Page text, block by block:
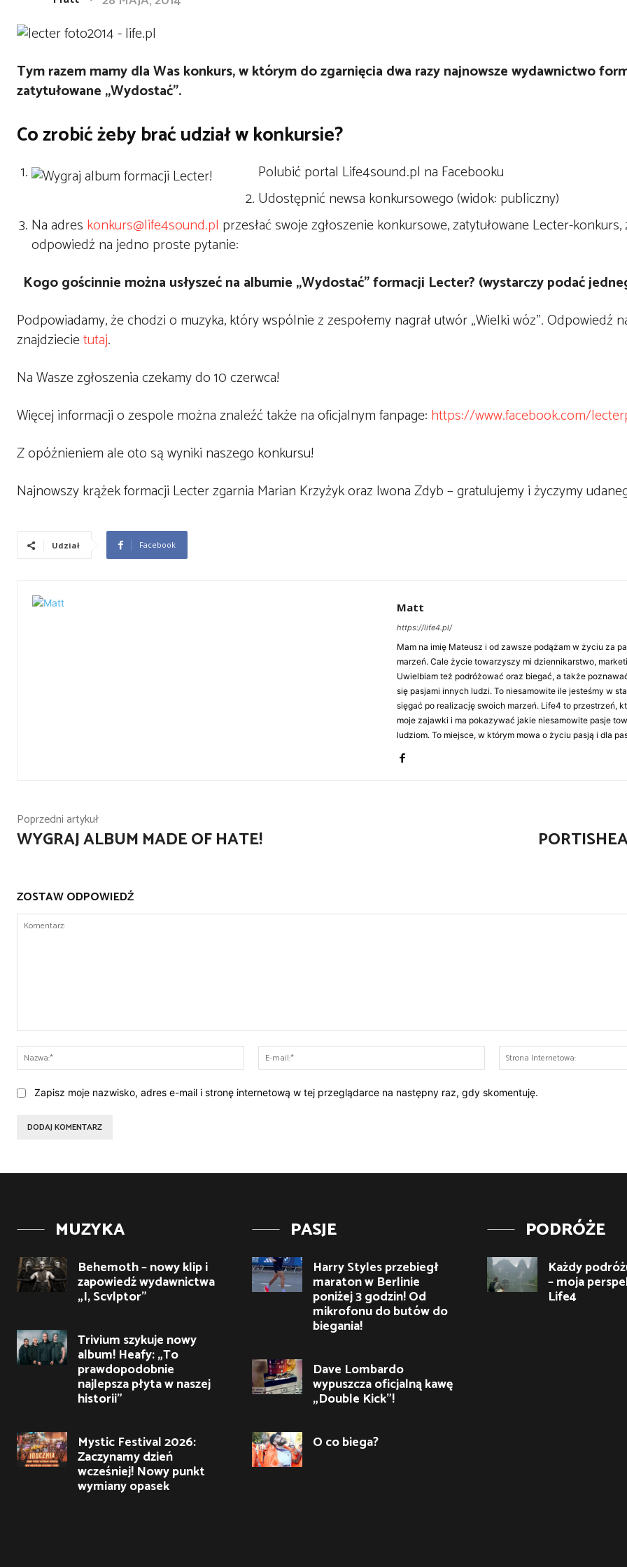
Tym razem mamy dla Was konkurs, w którym do zgarnięcia dwa razy najnowsze wydawnictwo
zatytułowane „Wydostać”.
Co zrobić żeby brać udział w konkursie?
Polubić portal Life4sound.pl na Facebooku
Udostępnić newsa konkursowego (widok: publiczny)
Na adres konkurs@life4sound.pl przesłać swoje zgłoszenie konkursowe, zatytułowane Lecter-konkurs,
odpowiedź na jedno proste pytanie:
Kogo gościnnie można usłyszeć na albumie „Wydostać” formacji Lecter? (wystarczy podać
Podpowiadamy, że chodzi o muzyka, który wspólnie z zespołemy nagrał utwór „Wielki wóz”. Odpowiedź
znajdziecietutaj.
Na Wasze zgłoszenia czekamy do 10 czerwca!
Więcej informacji o zespole można znaleźć także na oficjalnym fanpage: https://www.facebook.com/
Z opóźnieniem ale oto są wyniki naszego konkursu!
Najnowszy krążek formacji Lecter zgarnia Marian Krzyżyk oraz Iwona Zdyb – gratulujemy i życzymy
Udział Facebook
Matt
https://life4.pl/
Mam na imię Mateusz i od zawsze podążam w życiu za
marzeń. Cale życie towarzyszy mi dziennikarstwo,
Uwielbiam też podróżować oraz biegać, a także
się pasjami innych ludzi. To niesamowite ile jesteśmy w
sięgać po realizację swoich marzeń. Life4 to przestrzeń,
moje zajawki i ma pokazywać jakie niesamowite pasje
ludziom. To miejsce, w którym mowa o życiu pasją i dla
Poprzedni artykuł
WYGRAJ ALBUM MADE OF HATE!
ZOSTAW ODPOWIEDŹ
Nazwa:*
mail:*
Zapisz moje nazwisko, adres e-mail i stronę internetową w tej przeglądarce na następny raz, gdy skomentuję.
MUZYKA
Behemoth – nowy klip i
zapowiedź wydawnictwa
„I, Scvlptor”
Trivium szykuje nowy
album! Heafy: „To
prawdopodobnie
najlepsza płyta w naszej
historii”
Mystic Festival 2026:
Zaczynamy dzień
wcześniej! Nowy punkt
wymiany opasek
PASJE
Harry Styles przebiegł
maraton w Berlinie
poniżej 3 godzin! Od
mikrofonu do butów do
biegania!
Dave Lombardo
wypuszcza oficjalną kawę
„Double Kick”!
O co biega?
PODRÓŻE
Każdy
– moja
Life4